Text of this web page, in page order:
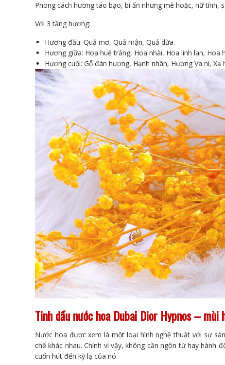
Phong cách hương táo bạo, bí ẩn nhưng mê hoặc, nữ tính,
Với 3 tầng hương:
Hương đầu: Quả mơ, Quả mận, Quả dừa.
Hương giữa: Hoa huệ trắng, Hoa nhài, Hoa linh lan, Hoa
Hương cuối: Gỗ đàn hương, Hạnh nhân, Hương Va ni, Xạ
Tinh dầu nước hoa Dubai Dior Hypnos – mùi
Nước hoa được xem là một loại hình nghệ thuật với sự
chế khác nhau. Chính vì vậy, không cần ngôn từ hay
cuốn hút đến kỳ lạ của nó.